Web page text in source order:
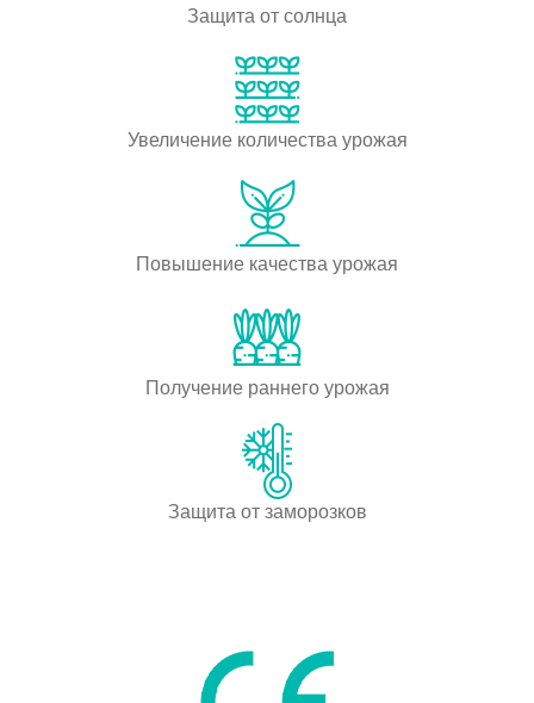
Защита от солнца
Увеличение количества урожая
Повышение качества урожая
Получение раннего урожая
Защита от заморозков